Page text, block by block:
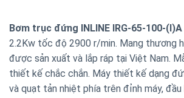
Bơm trục đứng INLINE IRG-65-100-(I)A
2.2Kw tốc độ 2900 r/min. Mang thương
được sản xuất và lắp ráp tại Việt Nam.
thiết kế chắc chắn. Máy thiết kế dạng
và quạt tản nhiệt phía trên đỉnh máy, đầu